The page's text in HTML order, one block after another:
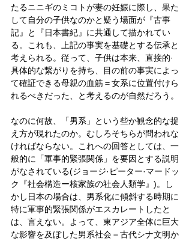
たるニニギのミコトが妻の妊娠に際し、果た
して自分の子供なのかと疑う場面が『古事
記』と『日本書紀』に共通して描かれてい
る。これも、上記の事実を基礎とする伝承と
考えられる。従って、子供は本来、直接的·
具体的な繋がりを持ち、目の前の事実によっ
て確証できる母親の血筋＝女系に位置付けら
れるべきだった、と考えるのが自然だろう。
なのに何故、「男系」という些か観念的な捉
え方が現れたのか。むしろそちらが問われな
ければならない。これへの回答としては、一
般的に「軍事的緊張関係」を要因とする説明
がなされている(ジョージ·ピーター·マードッ
ク『社会構造ー核家族の社会人類学』)。し
かし日本の場合は、男系化に傾斜する時期に
特に軍事的緊張関係がエスカレートしたと
は、言えない。よって、東アジア全体に巨大
な影響を及ぼした男系社会＝古代シナ文明か